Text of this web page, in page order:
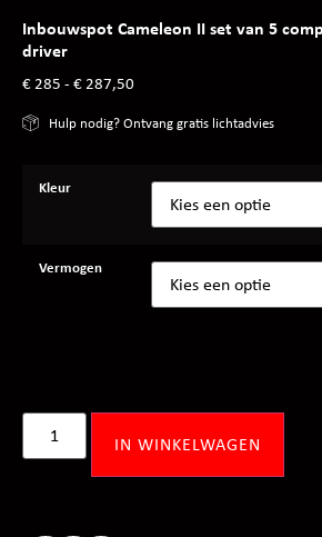
Inbouwspot Cameleon II set van 5
driver
€285 - €287,50
Hulp nodig? Ontvang gratis lichtadvies
Kleur
Vermogen
IN WINKELWAGEN